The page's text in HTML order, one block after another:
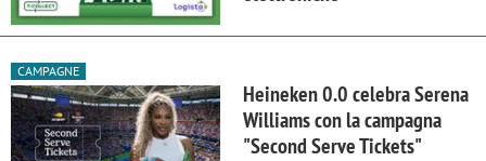
CAMPAGNE
Heineken 0.0 celebra Serena
Williams con la campagna
"Second Serve Tickets"